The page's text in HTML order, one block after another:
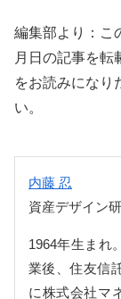
編集部より：こ
月日の記事を転
をお読みになり
い。
内藤 忍
資産デザイン
1964年生まれ
業後、住友信
に株式会社マ